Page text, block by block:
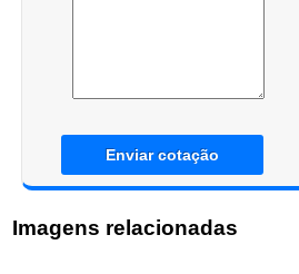
Enviar cotação
Imagens relacionadas